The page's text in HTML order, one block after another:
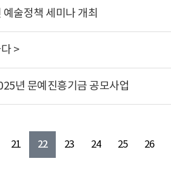
술정책 세미나 개최
>
년 문예진흥기금 공모사업
21 22 23 24 25 26